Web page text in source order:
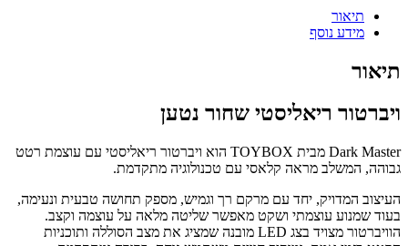
תיאור
מידע נוסף
תיאור
ויברטור ריאליסטי שחור נטען
Dark Master מבית TOYBOX הוא ויברטור ריאליסטי עם עוצמת רטט
גבוהה, המשלב מראה קלאסי עם טכנולוגיה מתקדמת.
העיצוב המדויק, יחד עם מרקם רך וגמיש, מספק תחושה טבעית ונעימה,
בעוד שמנוע עוצמתי ושקט מאפשר שליטה מלאה על עוצמה וקצב.
הוויברטור מצויד בצג LED מובנה שמציג את מצב הסוללה ותוכניות